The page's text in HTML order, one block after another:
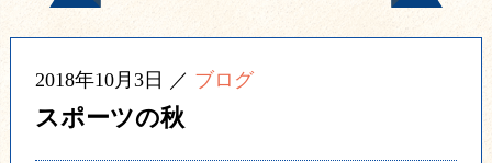
2018年10月3日 ／ ブログ
スポーツの秋